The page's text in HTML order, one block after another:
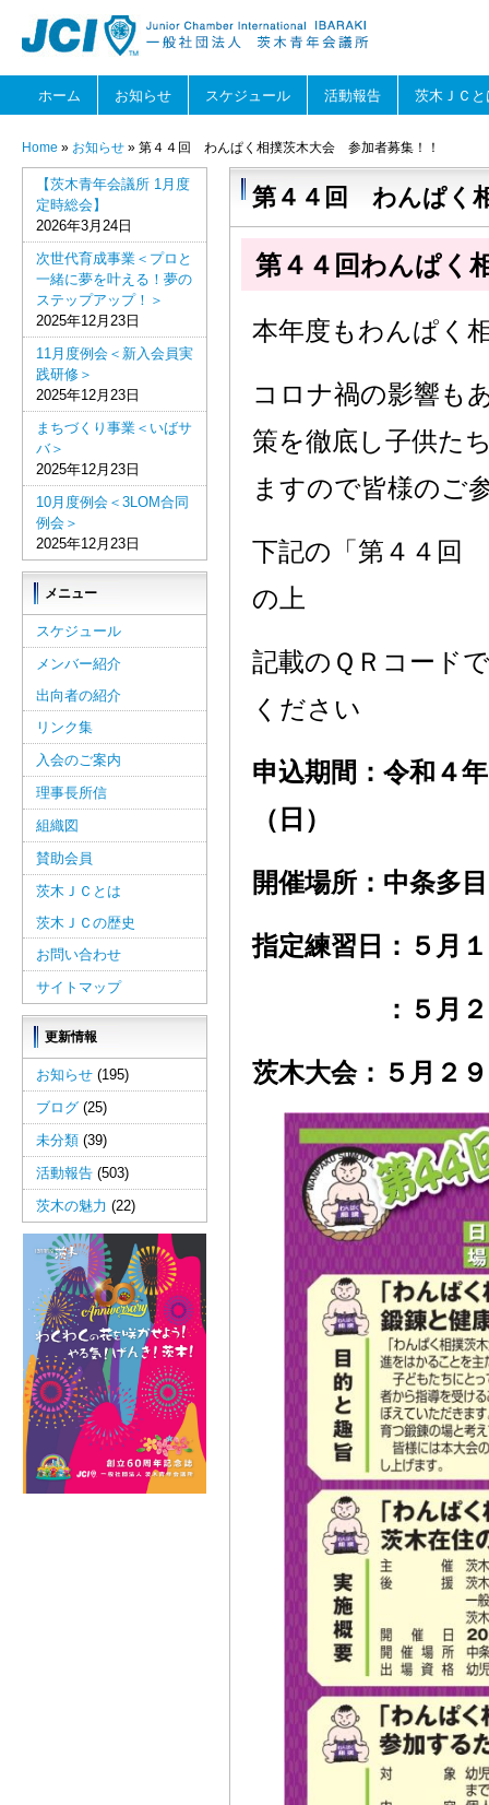
ホーム お知らせ スケジュール 活動報告 茨木ＪＣと
Home » お知らせ » 第４４回 わんぱく相撲茨木大会 参加者募集！！
第４４回 わんぱく
第４４回わんぱく
本年度もわんぱく
コロナ禍の影響も
策を徹底し子供た
ますので皆様のご
下記の「第４４回
の上
記載のＱＲコード
ください
申込期間：令和４
（日）
開催場所：中条多
指定練習日：５月
：５月２８日
茨木大会：５月２
【茨木青年会議所 1月度
定時総会】
2026年3月24日
次世代育成事業＜プロと
一緒に夢を叶える！夢の
ステップアップ！＞
2025年12月23日
11月度例会＜新入会員実
践研修＞
2025年12月23日
まちづくり事業＜いばサ
バ＞
2025年12月23日
10月度例会＜3LOM合同
例会＞
2025年12月23日
メニュー
スケジュール
メンバー紹介
出向者の紹介
リンク集
入会のご案内
理事長所信
組織図
賛助会員
茨木ＪＣとは
茨木ＪＣの歴史
お問い合わせ
サイトマップ
更新情報
お知らせ (195)
ブログ (25)
未分類 (39)
活動報告 (503)
茨木の魅力 (22)